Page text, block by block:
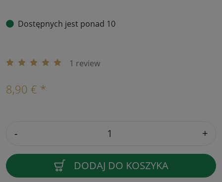
Dostępnych jest ponad 10
1 review
8,90 € *
- +
DODAJ DO KOSZYKA